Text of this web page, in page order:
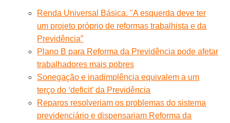
Renda Universal Básica. "A esquerda deve ter
um projeto próprio de reformas trabalhista e da
Previdência”
Plano B para Reforma da Previdência pode afetar
trabalhadores mais pobres
Sonegação e inadimplência equivalem a um
terço do ‘deficit’ da Previdência
Reparos resolveriam os problemas do sistema
previdenciário e dispensariam Reforma da